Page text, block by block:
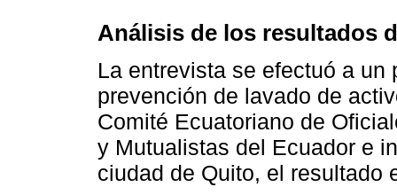
Análisis de los resultados
La entrevista se efectuó a
prevención de lavado de
Comité Ecuatoriano de
y Mutualistas del Ecuador e
ciudad de Quito, el resultado